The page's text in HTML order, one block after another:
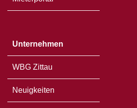
Unternehmen
WBG Zittau
Neuigkeiten